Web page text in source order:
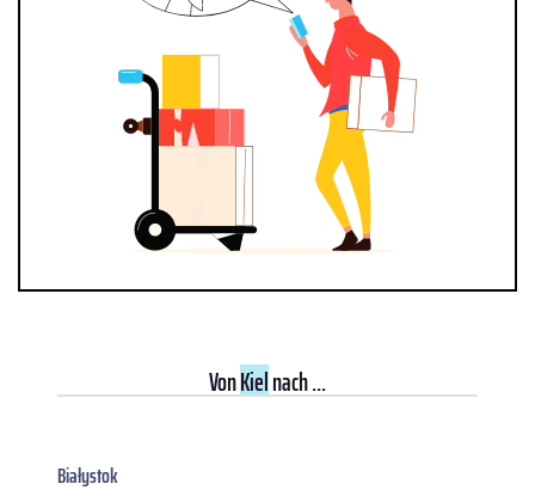
VonKielnach ...
Białystok